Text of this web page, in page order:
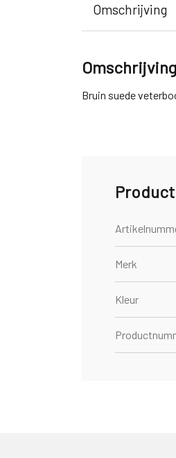
Omschrijving
Omschrijving
Bruin suede
Merk
Kleur